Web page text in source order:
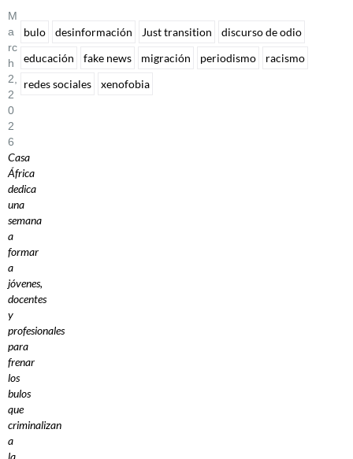
M
A
Rc
H
2,
2
0
2
6
Casa
África
dedica
una
semana
a
formar
a
jóvenes,
docentes
y
profesionales
para
frenar
los
bulos
que
criminalizan
a
la
bulo desinformación Just transition
discurso de odio
educación
fake news migración periodismo
racismo
redes sociales
xenofobia